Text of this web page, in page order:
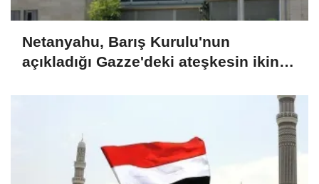
Netanyahu, Barış Kurulu'nun
açıkladığı Gazze'deki ateşkesin ikinci